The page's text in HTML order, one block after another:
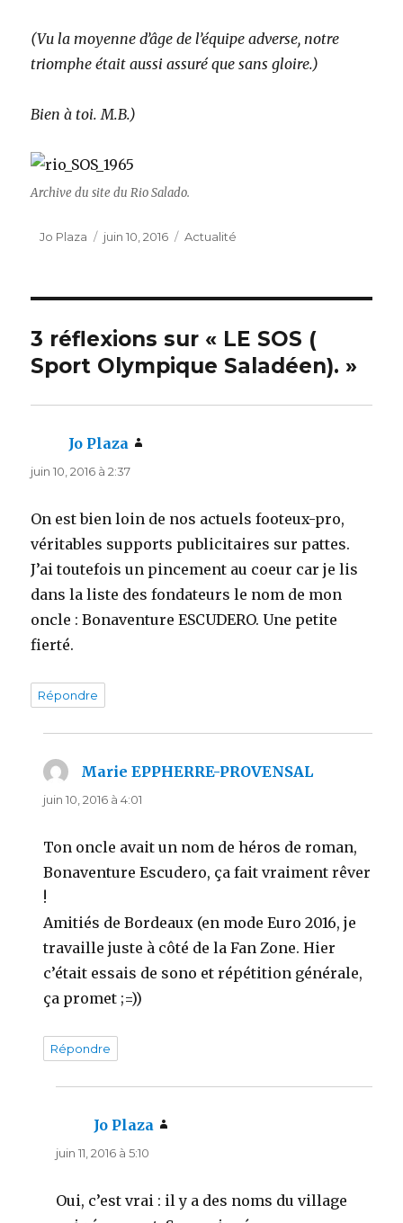
(Vu la moyenne d’âge de l’équipe adverse, notre
triomphe était aussi assuré que sans gloire.)
Bien à toi. M.B.)
Archive du site du Rio Salado.
Auteur
Jo Plaza
Publié
juin 10, 2016 Catégories
Actualité
3 réflexions sur « LE SOS (
Sport Olympique Saladéen). »
Jo Plaza
juin 10, 2016 à 2:37
On est bien loin de nos actuels footeux-pro,
véritables supports publicitaires sur pattes.
J’ai toutefois un pincement au coeur car je lis
dans la liste des fondateurs le nom de mon
oncle : Bonaventure ESCUDERO. Une petite
fierté.
Répondre
Marie EPPHERRE-PROVENSAL
juin 10, 2016 à 4:01
Ton oncle avait un nom de héros de roman,
Bonaventure Escudero, ça fait vraiment rêver
!
Amitiés de Bordeaux (en mode Euro 2016, je
travaille juste à côté de la Fan Zone. Hier
c’était essais de sono et répétition générale,
ça promet ;=))
Répondre
Jo Plaza
juin 11, 2016 à 5:10
Oui, c’est vrai : il y a des noms du village